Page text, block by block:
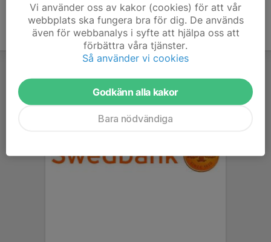
Vi använder oss av kakor (cookies) för att vår
webbplats ska fungera bra för dig. De används
även för webbanalys i syfte att hjälpa oss att
förbättra våra tjänster.
Så använder vi cookies
Godkänn alla kakor
Bara nödvändiga